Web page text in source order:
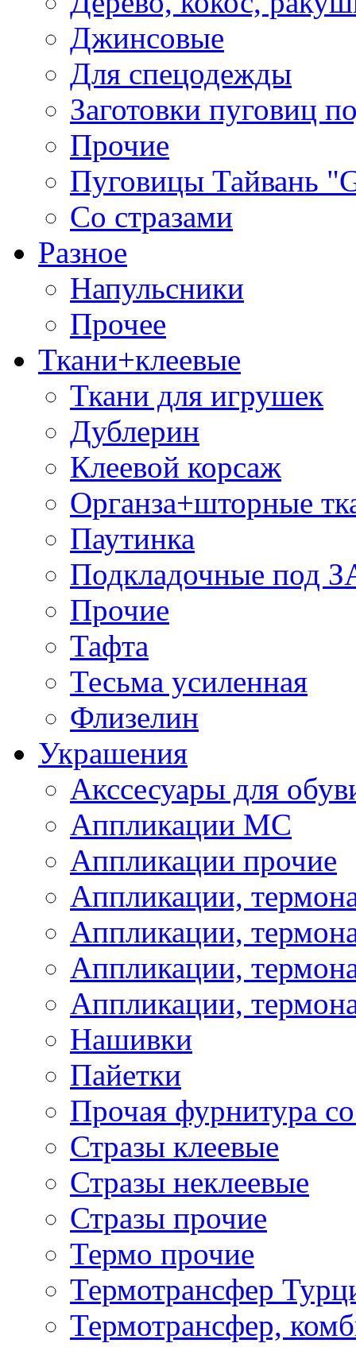
Джинсовые
Для спецодежды
Заготовки пуговиц
Прочие
Пуговицы Тайвань
Со стразами
Разное
Напульсники
Прочее
Ткани+клеевые
Ткани для игрушек
Дублерин
Клеевой корсаж
Органза+шторные
Паутинка
Подкладочные под
Прочие
Тафта
Тесьма усиленная
Флизелин
Украшения
Акссесуары для
Аппликации МС
Аппликации прочие
Аппликации,
Аппликации,
Аппликации,
Аппликации,
Нашивки
Пайетки
Прочая фурнитура
Стразы клеевые
Стразы неклеевые
Стразы прочие
Термо прочие
Термотрансфер
Термотрансфер,